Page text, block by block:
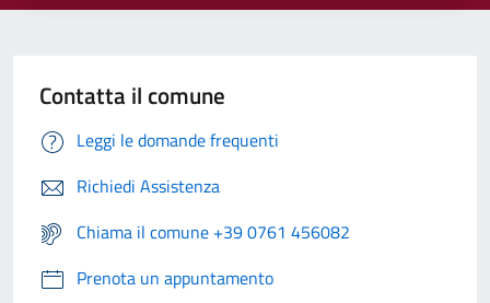
Contatta il comune
Leggi le domande frequenti
Richiedi Assistenza
Chiama il comune +39 0761 456082
Prenota un appuntamento